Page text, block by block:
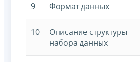
9 Формат данных
10
Описание структуры
набора данных